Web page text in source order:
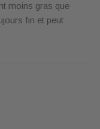
moins gras que
fin et peut